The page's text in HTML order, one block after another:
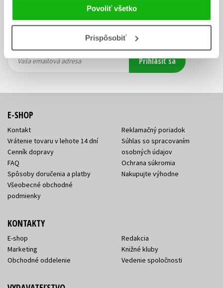
Povoliť všetko
Prispôsobiť
Zaujíma Vás, aký knižný hit práve vychádza, na aký tovar je
výhodná zľava, aká beží súťaž o ceny?Prihláste sa k odberu našich
Vaša
emailová
Vaša
emailová
Vaša emailová adresa Prihlásiť sa
E-SHOP
Kontakt
Vrátenie tovaru v lehote 14 dní
Cenník dopravy
FAQ
Spôsoby doručenia a platby
Všeobecné obchodné
podmienky
Reklamačný poriadok
Súhlas so spracovaním
osobných údajov
Ochrana súkromia
Nakupujte výhodne
KONTAKTY
E-shop
Marketing
Obchodné oddelenie
Redakcia
Knižné kluby
Vedenie spoločnosti